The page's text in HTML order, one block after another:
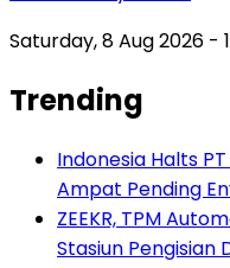
Saturday, 8 Aug 2026 -
Trending
Indonesia Halts
Ampat Pending
ZEEKR, TPM
Stasiun